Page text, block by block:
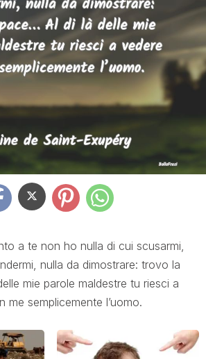
a te non ho nulla di cui scusarmi,
nulla da dimostrare: trovo la
mie parole maldestre tu riesci a
me semplicemente l’uomo.